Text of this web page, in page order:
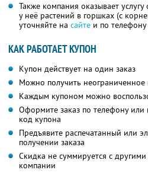
Также компания оказывает
у неё растений в горшках (с
уточняйте на сайте и по телефону
КАК РАБОТАЕТ КУПОН
Купон действует на один заказ
Можно получить неограниченное
Каждым купоном можно
Оформите заказ по телефону или
код купона
Предъявите распечатанный или
получении заказа
Скидка не суммируется с
компании